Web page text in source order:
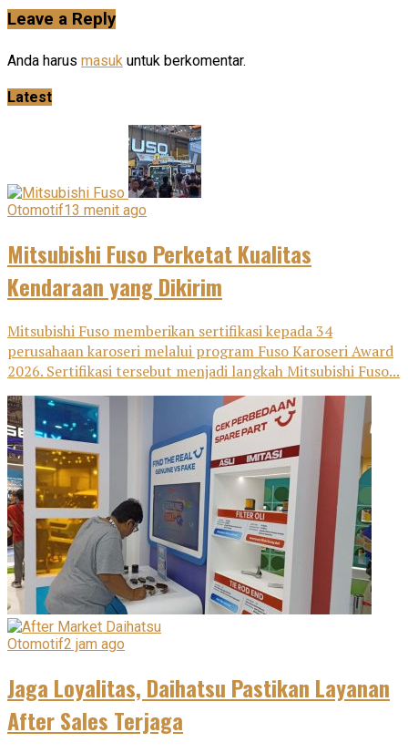
Leave a Reply
Anda harus masuk untuk berkomentar.
Latest
Otomotif13 menit ago
Mitsubishi Fuso Perketat Kualitas
Kendaraan yang Dikirim
Mitsubishi Fuso memberikan sertifikasi kepada 34
perusahaan karoseri melalui program Fuso Karoseri Award
2026. Sertifikasi tersebut menjadi langkah Mitsubishi Fuso...
Otomotif2 jam ago
Jaga Loyalitas, Daihatsu Pastikan Layanan
After Sales Terjaga